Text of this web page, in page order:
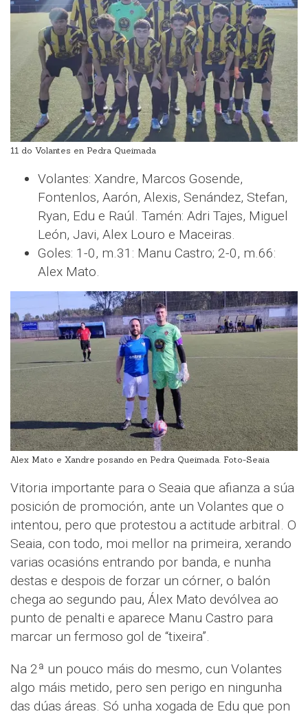
11 do Volantes en Pedra Queimada
Volantes: Xandre, Marcos Gosende,
Fontenlos, Aarón, Alexis, Senández, Stefan,
Ryan, Edu e Raúl. Tamén: Adri Tajes, Miguel
León, Javi, Alex Louro e Maceiras.
Goles: 1-0, m.31: Manu Castro; 2-0, m.66:
Alex Mato.
Alex Mato e Xandre posando en Pedra Queimada. Foto-Seaia
Vitoria importante para o Seaia que afianza a súa
posición de promoción, ante un Volantes que o
intentou, pero que protestou a actitude arbitral. O
Seaia, con todo, moi mellor na primeira, xerando
varias ocasións entrando por banda, e nunha
destas e despois de forzar un córner, o balón
chega ao segundo pau, Álex Mato devólvea ao
punto de penalti e aparece Manu Castro para
marcar un fermoso gol de “tixeira”.
Na 2ª un pouco máis do mesmo, cun Volantes
algo máis metido, pero sen perigo en ningunha
das dúas áreas. Só unha xogada de Edu que pon